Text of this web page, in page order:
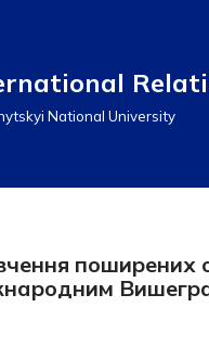
National University
поширених